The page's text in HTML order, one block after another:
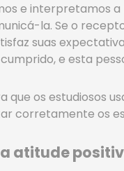
e interpretamos a
la. Se o
suas
e esta
que os estudiosos
corretamente os
atitude